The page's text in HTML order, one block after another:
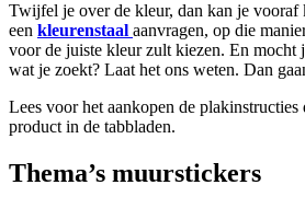
Twijfel je over de kleur, dan kan je vooraf
een kleurenstaal aanvragen, op die
voor de juiste kleur zult kiezen. En mocht
wat je zoekt? Laat het ons weten. Dan
Lees voor het aankopen de
product in de tabbladen.
Thema’s muurstickers